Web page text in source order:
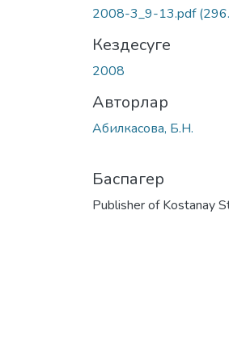
2008-3_9-13.pdf
Кездесуге
2008
Авторлар
Абилкасова, Б.Н.
Баспагер
Publisher of Kostanay